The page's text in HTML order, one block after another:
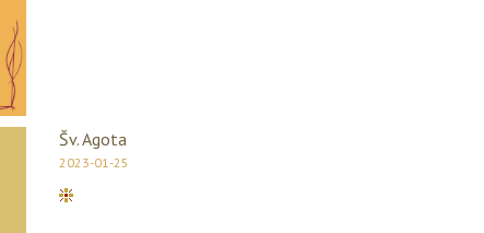
Šv. Agota
2023-01-25